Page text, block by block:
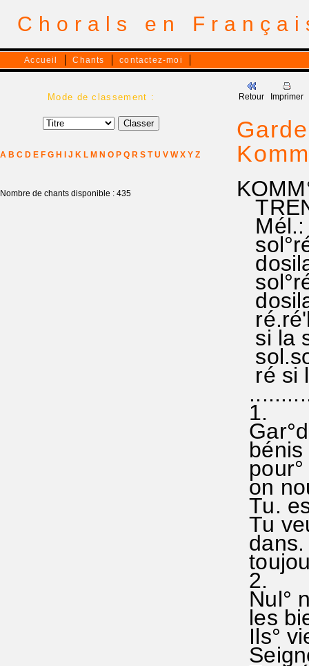
Chorals en
Accueil Chants contactez-moi
Mode de classement :
A B C D E F G H J K L M N O P Q R S T U V W X Y Z
Nombre de chants disponible : 435
Retour Imprimer
Mél.:
si la
ré si
1.
bénis
on
Tu.
Tu
2.
Nul°
les
Ils°